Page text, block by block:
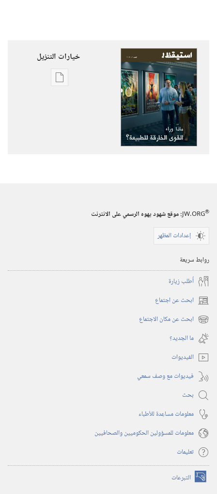
خيارات التنزيل
خيارات
JW.ORG®
:‏ موقع شهود يهوه الرسمي على الانترنت
إعدادات المظهر
روابط سريعة
أُطلب زيارة
ابحث عن اجتماع (يفتح
نافذة ابحث عن مكان الاجتماع (يفتح
نافذة
جديدة)
ما الجديد؟‏
الفيديوات
فيديوات مع وصف سمعي
بحث
معلومات مساعِدة للأطباء
معلومات للمسؤولين الحكوميين والصحافيين
تعليمات
التبرعات (يفتح